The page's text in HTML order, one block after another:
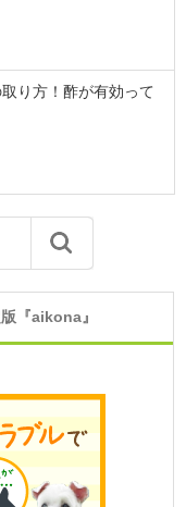
り方！酢が有効って
『aikona』